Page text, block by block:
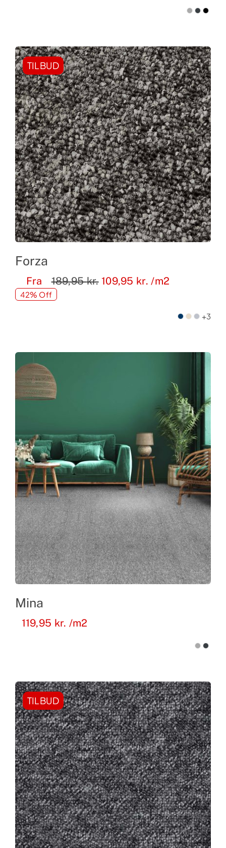
TILBUD
Forza
Fra 189,95kr. 109,95 kr. /m2
42% Off
+3
Mina
119,95 kr. /m2
TILBUD